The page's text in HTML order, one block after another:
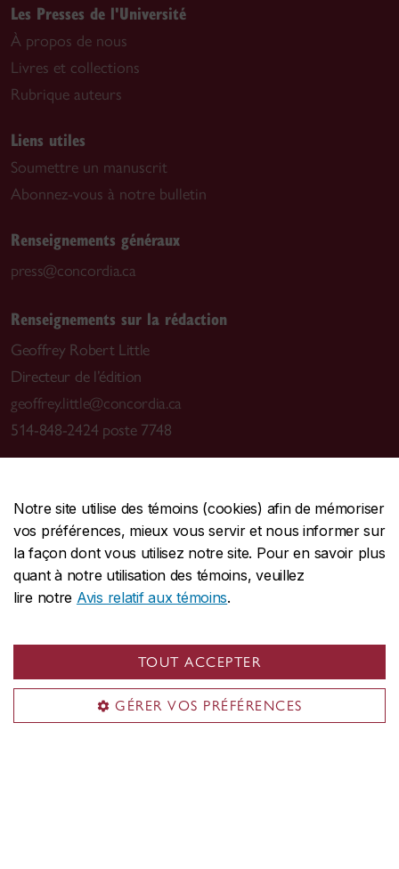
Notre site utilise des témoins (cookies) afin de mémoriser
vos préférences, mieux vous servir et nous informer sur
la façon dont vous utilisez notre site. Pour en savoir plus
quant à notre utilisation des témoins, veuillez
lire notre Avis relatif aux témoins.
TOUT ACCEPTER
GÉRER VOS PRÉFÉRENCES
Les Presses de l'Université
À propos de nous
Livres et collections
Rubrique auteurs
Liens utiles
Soumettre un manuscrit
Abonnez-vous à notre bulletin
Renseignements généraux
press@concordia.ca
Renseignements sur la rédaction
Geoffrey Robert Little
Directeur de l’édition
geoffrey.little@concordia.ca
514-848-2424 poste 7748
Les Presses de l’Université Concordia
1455, boul. De Maisonneuve O.
Montréal, QC H3G 1M8
CANADA
Reconnaissance territoriale
L’Université Concordia est située en territoire
autochtone non cédé. La nation Kanien’kehá:ka est
reconnue comme la gardienne de Tiohtià:ke/Montréal.